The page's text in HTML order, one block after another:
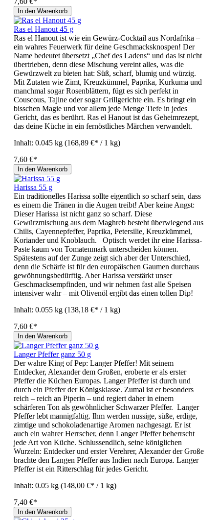
In den Warenkorb
Ras el Hanout 45 g
Ras el Hanout ist wie ein Gewürz-Cocktail aus Nordafrika –
ein wahres Feuerwerk für deine Geschmacksknospen! Der
Name bedeutet übersetzt „Chef des Ladens“ und das ist nicht
übertrieben, denn diese Mischung vereint alles, was die
Gewürzwelt zu bieten hat: Süß, scharf, blumig und würzig.
Mit Zutaten wie Zimt, Kreuzkümmel, Paprika, Kurkuma und
manchmal sogar Rosenblättern, fügt es sich perfekt in
Couscous, Tajine oder sogar Grillgerichte ein. Es bringt ein
bisschen Magie und vor allem jede Menge Tiefe in jedes
Gericht, das es berührt. Ras el Hanout ist das Geheimrezept,
das deine Küche in ein fernöstliches Märchen verwandelt.
Inhalt: 0.045 kg (168,89 €* / 1 kg)
7,60 €*
In den Warenkorb
Harissa 55 g
Ein traditionelles Harissa sollte eigentlich so scharf sein, dass
es einem die Tränen in die Augen treibt! Aber keine Angst:
Dieser Harissa ist nicht ganz so scharf. Diese
Gewürzmischung aus dem Maghreb besteht überwiegend aus
Chilis, Cayennepfeffer, Paprika, Petersilie, Kreuzkümmel,
Koriander und Knoblauch. Optisch werdet ihr eine Harissa-
Paste kaum von Tomatenmark unterscheiden können.
Spätestens auf der Zunge zeigt sich aber der Unterschied,
denn die Schärfe ist für den europäischen Gaumen durchaus
gewöhnungsbedürftig. Aber Harissa verstärkt unser
Geschmacksempfinden, und wir nehmen fast alle Speisen
intensiver wahr – mit Olivenöl ergibt das einen tollen Dip!
Inhalt: 0.055 kg (138,18 €* / 1 kg)
7,60 €*
In den Warenkorb
Langer Pfeffer ganz 50 g
Der wahre King of Pep: Langer Pfeffer! Mit seinem
Entdecker, Alexander dem Großen, eroberte er als erster
Pfeffer die Küchen Europas. Langer Pfeffer ist durch und
durch ein Pfeffer der Königsklasse. Zumal ist er besonders
reich – reich an Piperin – und regiert daher in einem
schärferen Ton als gewöhnlicher Schwarzer Pfeffer. Langer
Pfeffer lebt mannigfaltig. Ihm werden nussige, süße, erdige,
zimtige und schokoladenartige Aromen nachgesagt. Er ist
auch ein wahrer Herrscher, denn Langer Pfeffer beherrscht
jede Art von Küche. Schlussendlich, seine königlichen
Wurzeln: Entdecker und erster Verehrer, Alexander der Große
brachte den Langen Pfeffer aus Indien nach Europa. Langer
Pfeffer ist ein Ritterschlag für jedes Gericht.
Inhalt: 0.05 kg (148,00 €* / 1 kg)
7,40 €*
In den Warenkorb